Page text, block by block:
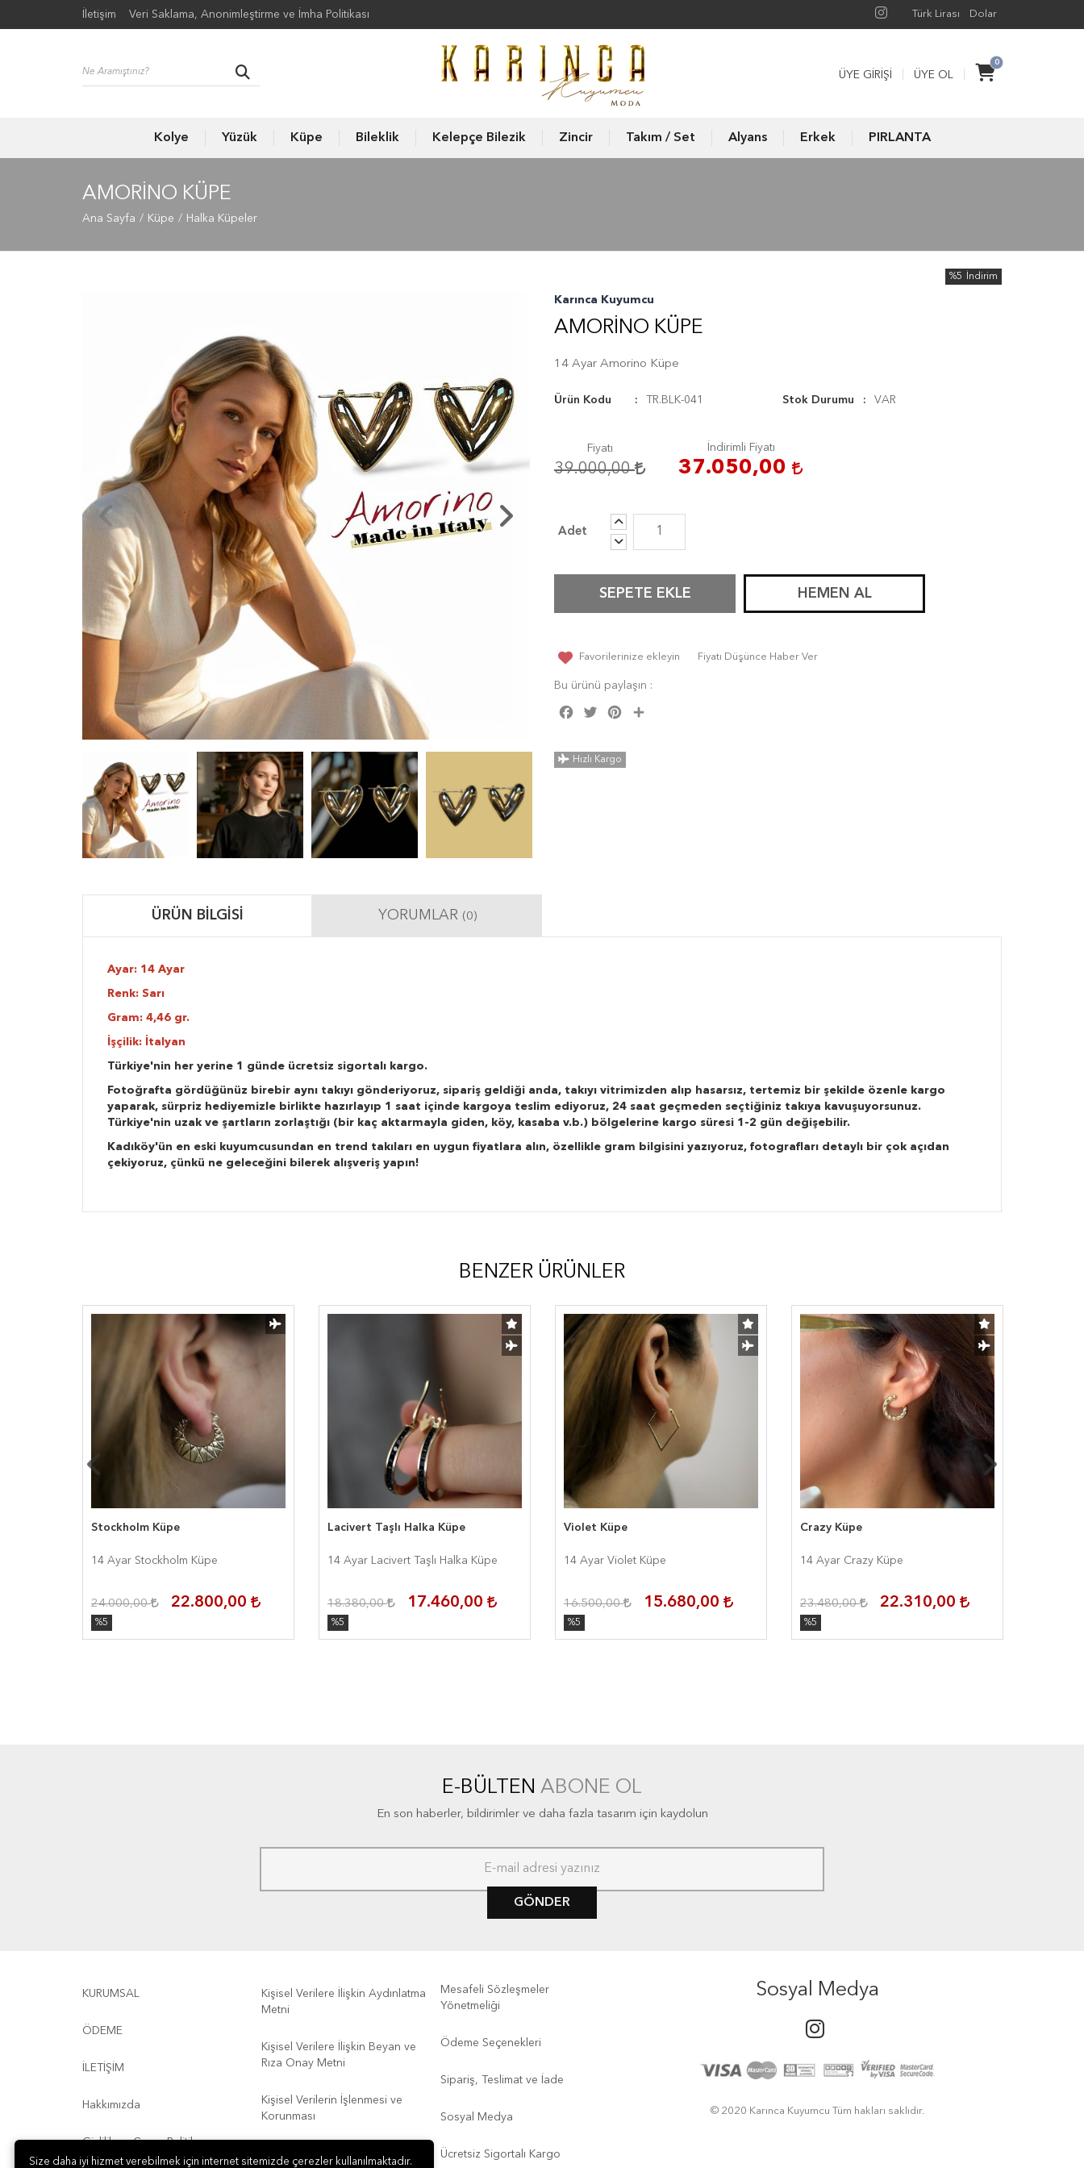
İletişim Veri Saklama, Anonimleştirme ve İmha Politikası Türk Lirası Dolar
0
ÜYE GIRIŞI ÜYE OL
Kolye Yüzük Küpe Bileklik Kelepçe Bilezik Zincir Takım / Set Alyans Erkek PIRLANTA
AMORINO KÜPE
Ana Sayfa Küpe Halka Küpeler
Karınca Kuyumcu
AMORINO KÜPE
14 Ayar Amorino Küpe
Ürün Kodu TR.BLK-041 Stok Durumu VAR
Fiyatı
39.000,00
İndirimli Fiyatı
37.050,00
%5 İndirim
SEPETE EKLE HEMEN AL
Favorilerinize ekleyin Fiyatı Düşünce Haber Ver
Bu ürünü paylaşın :
Facebook
Twitter Pinterest
Hızlı Kargo
ÜRÜN BILGISI YORUMLAR (0)
Ayar: 14 Ayar
Renk: Sarı
Gram: 4,46 gr.
İşçilik: İtalyan
Türkiye'nin her yerine 1 günde ücretsiz sigortalı kargo.
Fotoğrafta gördüğünüz birebir aynı takıyı gönderiyoruz, sipariş geldiği anda, takıyı vitrimizden alıp hasarsız, tertemiz bir şekilde özenle kargo
yaparak, sürpriz hediyemizle birlikte hazırlayıp 1 saat içinde kargoya teslim ediyoruz, 24 saat geçmeden seçtiğiniz takıya kavuşuyorsunuz.
Türkiye'nin uzak ve şartların zorlaştığı (bir kaç aktarmayla giden, köy, kasaba v.b.) bölgelerine kargo süresi 1-2 gün değişebilir.
Kadıköy'ün en eski kuyumcusundan en trend takıları en uygun fiyatlara alın, özellikle gram bilgisini yazıyoruz, fotografları detaylı bir çok açıdan
çekiyoruz, çünkü ne geleceğini bilerek alışveriş yapın!
BENZER ÜRÜNLER
Stockholm Küpe
14 Ayar Stockholm Küpe
24.000,00 22.800,00
%5
Lacivert Taşlı Halka Küpe
14 Ayar Lacivert Taşlı Halka Küpe
18.380,00 17.460,00
%5
Violet Küpe
14 Ayar Violet Küpe
16.500,00 15.680,00
%5
Crazy Küpe
14 Ayar Crazy Küpe
23.480,00 22.310,00
%5
E-BÜLTEN ABONE OL
En son haberler, bildirimler ve daha fazla tasarım için kaydolun
GÖNDER
KURUMSAL
ÖDEME
İLETİŞİM
Hakkımızda
Gizlilik ve Çerez Politikası
Kişisel Verilere İlişkin Aydınlatma
Metni
Kişisel Verilere İlişkin Beyan ve
Rıza Onay Metni
Kişisel Verilerin İşlenmesi ve
Korunması
Kullanım Koşulları
Mesafeli Sözleşmeler
Yönetmeliği
Ödeme Seçenekleri
Sipariş, Teslimat ve İade
Sosyal Medya
Ücretsiz Sigortalı Kargo
Sosyal Medya
© 2020 Karınca Kuyumcu Tüm hakları saklıdır.
Size daha iyi hizmet verebilmek için internet sitemizde çerezler kullanılmaktadır.